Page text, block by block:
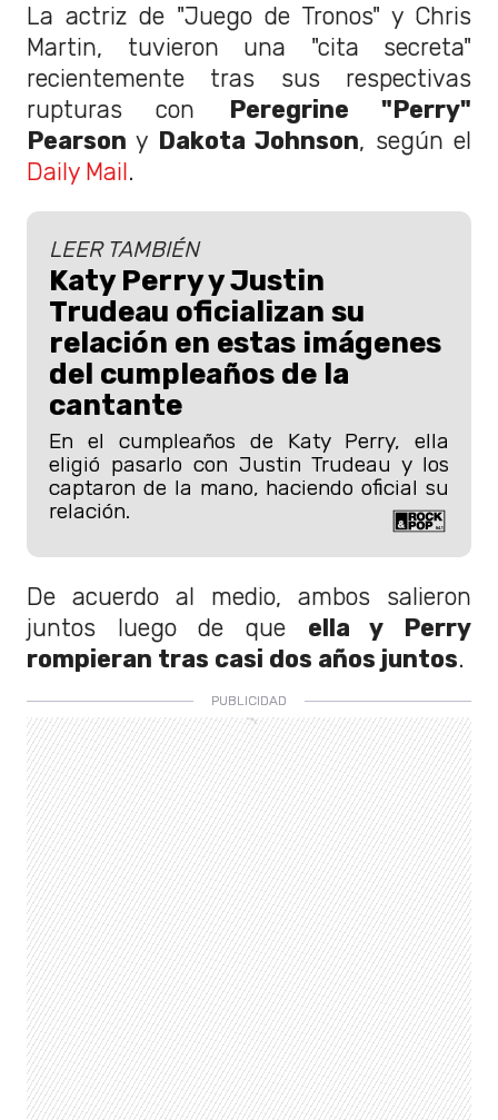
La actriz de "Juego de Tronos" y Chris
Martin, tuvieron una "cita secreta"
recientemente tras sus respectivas
rupturas con Peregrine "Perry"
Pearson y Dakota Johnson, según el
Daily Mail.
LEER TAMBIÉN
Katy Perry y Justin
Trudeau oficializan su
relación en estas imágenes
del cumpleaños de la
cantante
En el cumpleaños de Katy Perry, ella
eligió pasarlo con Justin Trudeau y los
captaron de la mano, haciendo oficial su
relación.
De acuerdo al medio, ambos salieron
juntos luego de que ella y Perry
rompieran tras casi dos años juntos.